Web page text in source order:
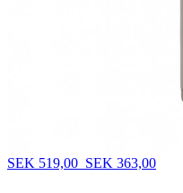
SEK 519,00 SEK 363,00